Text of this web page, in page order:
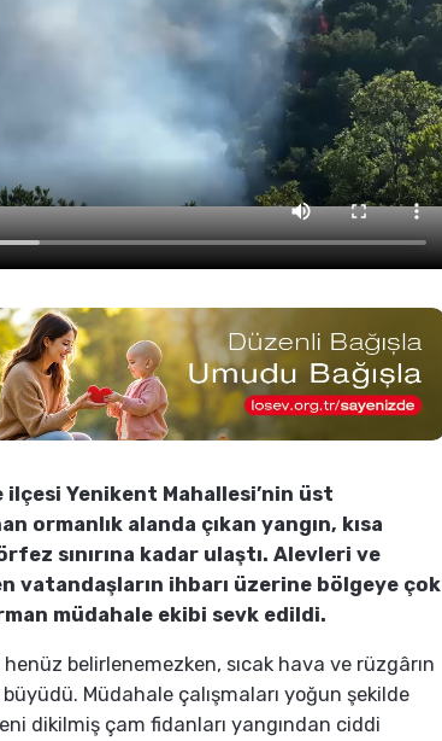
ilçesi Yenikent Mahallesi’nin üst
ormanlık alanda çıkan yangın, kısa
sınırına kadar ulaştı. Alevleri ve
vatandaşların ihbarı üzerine bölgeye çok
müdahale ekibi sevk edildi.
henüz belirlenemezken, sıcak hava ve rüzgârın
Müdahale çalışmaları yoğun şekilde
dikilmiş çam fidanları yangından ciddi